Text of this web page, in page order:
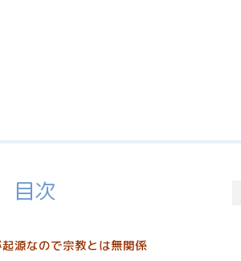
目次
源なので宗教とは無関係